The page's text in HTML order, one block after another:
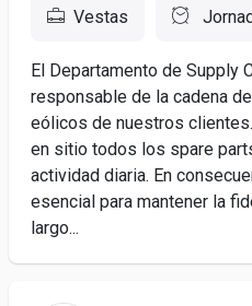
Vestas
El Departamento de Supply
responsable de la cadena
eólicos de nuestros
en sitio todos los spare
actividad diaria. En
esencial para mantener la
largo...